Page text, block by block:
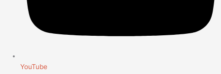
YouTube